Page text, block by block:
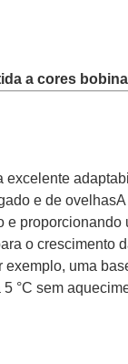
a cores
excelente
e de
e
o crescimento
uma
°C sem